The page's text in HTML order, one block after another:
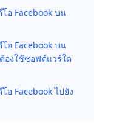
อ Facebook บน
อ Facebook บน
องใช้ซอฟต์แวร์ใด
อ Facebook ไปยัง